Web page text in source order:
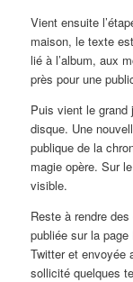
Vient ensuite
maison, le texte
lié à l’album, aux
près pour une
Puis vient le grand
disque. Une
publique de la
magie opère. Sur
visible.
Reste à rendre
publiée sur la
Twitter et envoyée
sollicité quelques